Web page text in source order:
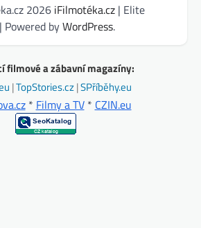
2026 iFilmotéka.cz | Elite
| Powered byWordPress.
filmové a zábavní magazíny:
|TopStories.cz|SPříběhy.eu
* Filmy a TV* CZIN.eu